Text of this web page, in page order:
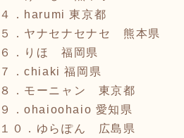
４．harumi 東京都
５．ヤナセナセナセ 熊本県
６．りほ 福岡県
７．chiaki 福岡県
８．モーニャン 東京都
９．ohaioohaio 愛知県
１０．ゆらぽん 広島県